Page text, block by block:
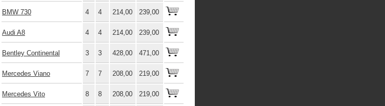
BMW 730 4 4 214,00 239,00
Audi A8 4 4 214,00 239,00
Bentley Continental 3 3 428,00 471,00
Mercedes Viano 7 7 208,00 219,00
Mercedes Vito 8 8 208,00 219,00